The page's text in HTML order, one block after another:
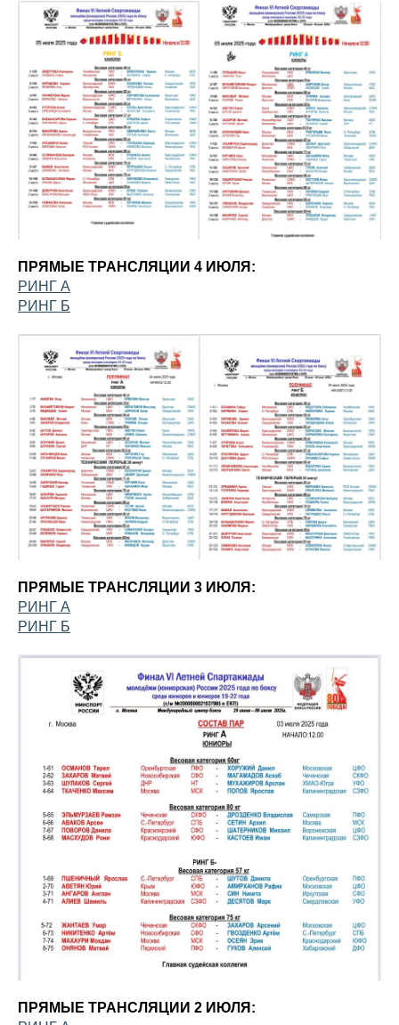
ПРЯМЫЕ ТРАНСЛЯЦИИ 4 ИЮЛЯ:
РИНГ А
РИНГ Б
ПРЯМЫЕ ТРАНСЛЯЦИИ 3 ИЮЛЯ:
РИНГ А
РИНГ Б
ПРЯМЫЕ ТРАНСЛЯЦИИ 2 ИЮЛЯ: